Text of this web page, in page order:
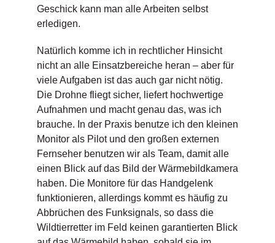
Geschick kann man alle Arbeiten selbst
erledigen.
Natürlich komme ich in rechtlicher Hinsicht
nicht an alle Einsatzbereiche heran – aber für
viele Aufgaben ist das auch gar nicht nötig.
Die Drohne fliegt sicher, liefert hochwertige
Aufnahmen und macht genau das, was ich
brauche. In der Praxis benutze ich den kleinen
Monitor als Pilot und den großen externen
Fernseher benutzen wir als Team, damit alle
einen Blick auf das Bild der Wärmebildkamera
haben. Die Monitore für das Handgelenk
funktionieren, allerdings kommt es häufig zu
Abbrüchen des Funksignals, so dass die
Wildtierretter im Feld keinen garantierten Blick